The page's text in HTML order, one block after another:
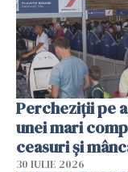
Percheziții pe
unei mari
ceasuri și
30 IULIE 2026